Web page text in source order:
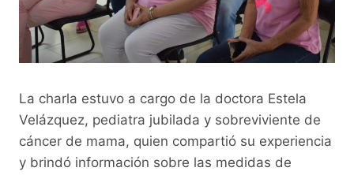
La charla estuvo a cargo de la doctora Estela
Velázquez, pediatra jubilada y sobreviviente de
cáncer de mama, quien compartió su experiencia
y brindó información sobre las medidas de